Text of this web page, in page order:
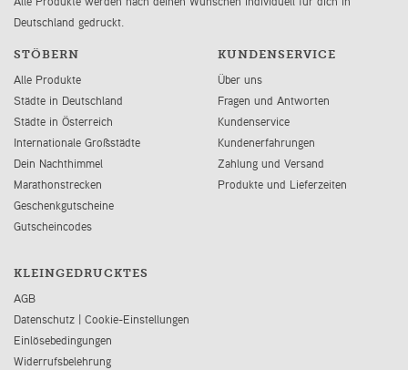
Deutschland gedruckt.
STÖBERN
Alle Produkte
Städte in Deutschland
Städte in Österreich
Internationale Großstädte
Dein Nachthimmel
Marathonstrecken
Geschenkgutscheine
Gutscheincodes
KUNDENSERVICE
Über uns
Fragen und Antworten
Kundenservice
Kundenerfahrungen
Zahlung und Versand
Produkte und Lieferzeiten
KLEINGEDRUCKTES
AGB
Datenschutz | Cookie-Einstellungen
Einlösebedingungen
Widerrufsbelehrung